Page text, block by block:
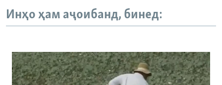
Инҳо ҳам аҷоибанд, бинед: